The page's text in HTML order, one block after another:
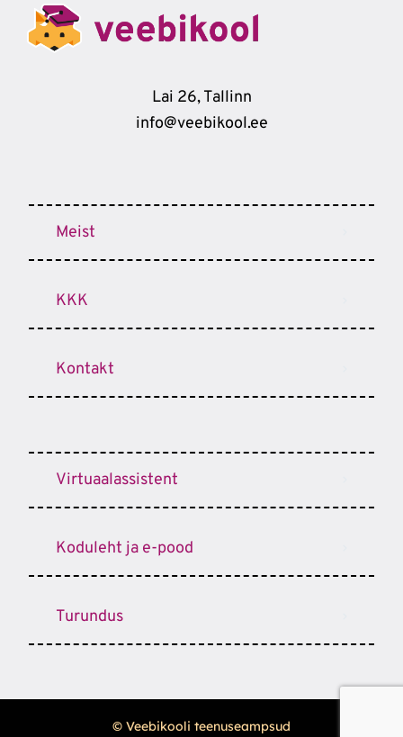
Lai 26, Tallinn
info@veebikool.ee
Meist
KKK
Kontakt
Virtuaalassistent
Koduleht ja e-pood
Turundus
© Veebikooli teenuseampsud